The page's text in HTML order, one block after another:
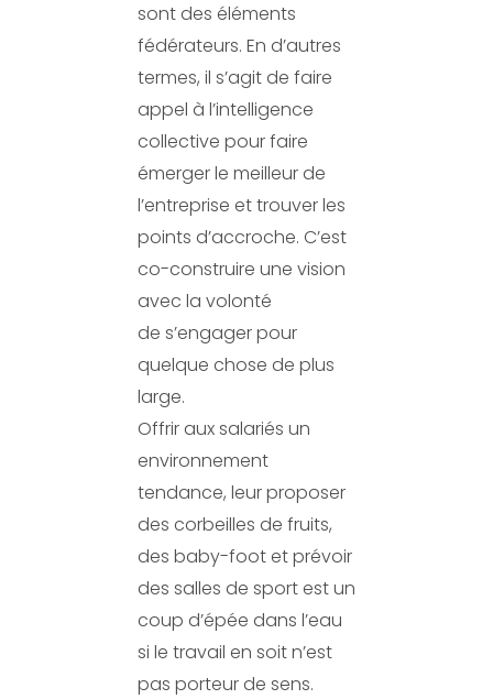
sont des éléments
fédérateurs. En d’autres
termes, il s’agit de faire
appel à l’intelligence
collective pour faire
émerger le meilleur de
l’entreprise et trouver les
points d’accroche. C’est
co-construire une vision
avec la volonté
de s’engager pour
quelque chose de plus
large.
Offrir aux salariés un
environnement
tendance, leur proposer
des corbeilles de fruits,
des baby-foot et prévoir
des salles de sport est un
coup d’épée dans l’eau
si le travail en soit n’est
pas porteur de sens.